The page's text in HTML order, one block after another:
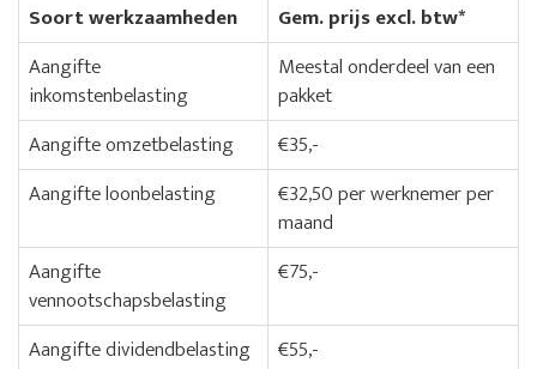
Soort werkzaamheden
Gem. prijs excl. btw*
Aangifte
inkomstenbelasting
Meestal onderdeel van een
pakket
Aangifte omzetbelasting
€35,-
Aangifte loonbelasting
€32,50 per werknemer per
maand
Aangifte
vennootschapsbelasting
€75,-
Aangifte dividendbelasting
€55,-